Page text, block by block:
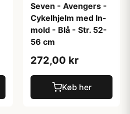
Seven - Avengers -
Cykelhjelm med In-
mold - Blå - Str. 52-
56 cm
272,00 kr
Køb her